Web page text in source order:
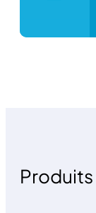
Produits